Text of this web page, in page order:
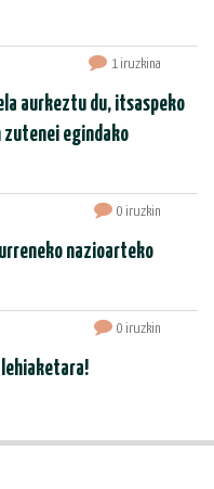
1 iruzkina
aurkeztu du, itsaspeko
zutenei egindako
0 iruzkin
nazioarteko
0 iruzkin
lehiaketara!